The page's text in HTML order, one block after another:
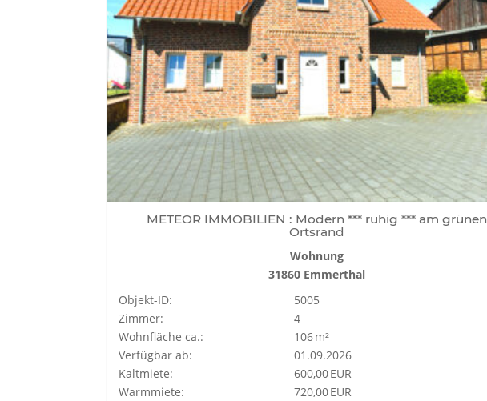
METEOR IMMOBILIEN : Modern *** ruhig *** am grünen
Ortsrand
Wohnung
31860 Emmerthal
Objekt-ID:
5005
Zimmer:
4
Wohnfläche ca.:
106 m²
Verfügbar ab:
01.09.2026
Kaltmiete:
600,00 EUR
Warmmiete:
720,00 EUR